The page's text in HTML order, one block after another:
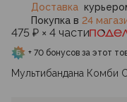
Доставка
Покупка в 24
475 ₽ × 4 части
+ 70 бонусов за этот
Мультибандана Комби